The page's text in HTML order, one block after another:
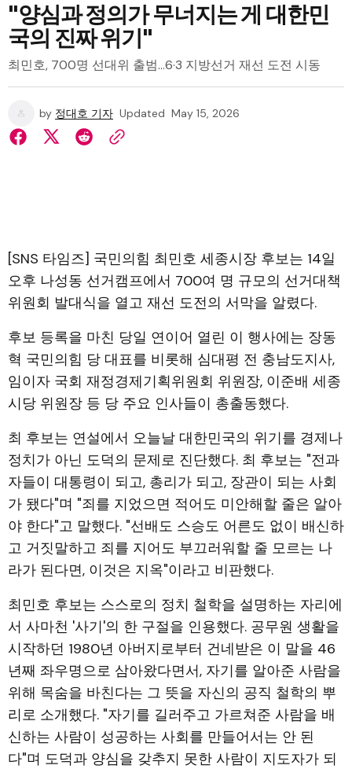
"양심과 정의가 무너지는 게 대한민
국의 진짜 위기"
최민호, 700명 선대위 출범…6·3 지방선거 재선 도전 시동
by 정대호 기자 Updated May 15, 2026
[SNS 타임즈] 국민의힘 최민호 세종시장 후보는 14일
오후 나성동 선거캠프에서 700여 명 규모의 선거대책
위원회 발대식을 열고 재선 도전의 서막을 알렸다.
후보 등록을 마친 당일 연이어 열린 이 행사에는 장동
혁 국민의힘 당 대표를 비롯해 심대평 전 충남도지사,
임이자 국회 재정경제기획위원회 위원장, 이준배 세종
시당 위원장 등 당 주요 인사들이 총출동했다.
최 후보는 연설에서 오늘날 대한민국의 위기를 경제나
정치가 아닌 도덕의 문제로 진단했다. 최 후보는 "전과
자들이 대통령이 되고, 총리가 되고, 장관이 되는 사회
가 됐다"며 "죄를 지었으면 적어도 미안해할 줄은 알아
야 한다"고 말했다. "선배도 스승도 어른도 없이 배신하
고 거짓말하고 죄를 지어도 부끄러워할 줄 모르는 나
라가 된다면, 이것은 지옥"이라고 비판했다.
최민호 후보는 스스로의 정치 철학을 설명하는 자리에
서 사마천 '사기'의 한 구절을 인용했다. 공무원 생활을
시작하던 1980년 아버지로부터 건네받은 이 말을 46
년째 좌우명으로 삼아왔다면서, 자기를 알아준 사람을
위해 목숨을 바친다는 그 뜻을 자신의 공직 철학의 뿌
리로 소개했다. "자기를 길러주고 가르쳐준 사람을 배
신하는 사람이 성공하는 사회를 만들어서는 안 된
다"며 도덕과 양심을 갖추지 못한 사람이 지도자가 되